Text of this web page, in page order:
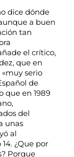
dice dónde
a buen
tan
el crítico,
que en
serio
de
que en 1989
del
unas
al
¿Que por
Porque